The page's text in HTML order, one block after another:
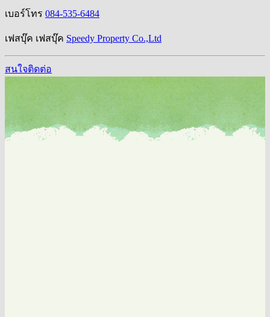
เบอร์โทร 084-535-6484
เฟสบุ๊ค เฟสบุ๊ค Speedy Property Co.,Ltd
สนใจติดต่อ